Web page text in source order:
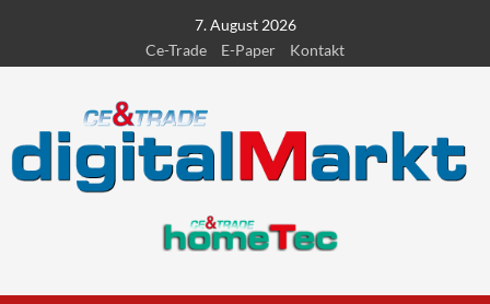
content
7. August 2026
Ce-Trade
E-Paper Kontakt